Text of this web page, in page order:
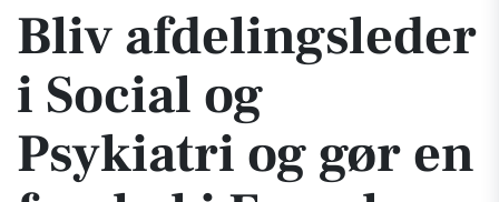
Bliv afdelingsleder
i Social og
Psykiatri og gør en